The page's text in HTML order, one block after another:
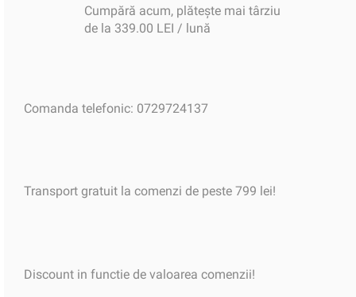
Cumpără acum, plătește mai târziu
de la 339.00 LEI / lună
Comanda telefonic: 0729724137
Transport gratuit la comenzi de peste 799 lei!
Discount in functie de valoarea comenzii!